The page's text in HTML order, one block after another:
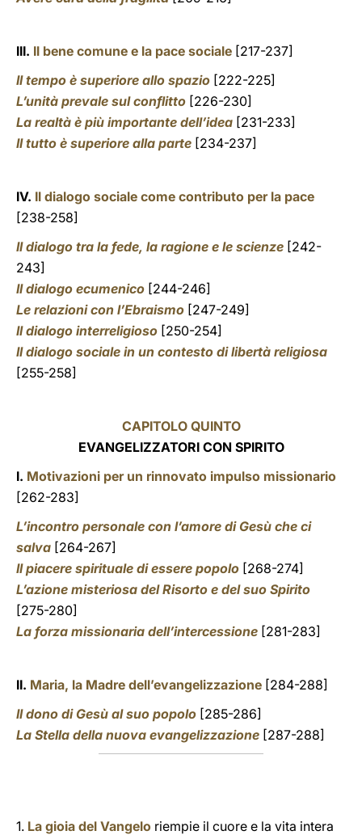
III. Il bene comune e la pace sociale [217-237]
Il tempo è superiore allo spazio [222-225]
L’unità prevale sul conflitto [226-230]
La realtà è più importante dell’idea [231-233]
Il tutto è superiore alla parte [234-237]
IV. Il dialogo sociale come contributo per la pace
[238-258]
Il dialogo tra la fede, la ragione e le scienze [242-
243]
Il dialogo ecumenico [244-246]
Le relazioni con l’Ebraismo [247-249]
Il dialogo interreligioso [250-254]
Il dialogo sociale in un contesto di libertà religiosa
[255-258]
CAPITOLO QUINTO
EVANGELIZZATORI CON SPIRITO
I. Motivazioni per un rinnovato impulso missionario
[262-283]
L’incontro personale con l’amore di Gesù che ci
salva [264-267]
Il piacere spirituale di essere popolo [268-274]
L’azione misteriosa del Risorto e del suo Spirito
[275-280]
La forza missionaria dell’intercessione [281-283]
II. Maria, la Madre dell’evangelizzazione [284-288]
Il dono di Gesù al suo popolo [285-286]
La Stella della nuova evangelizzazione [287-288]
1. La gioia del Vangelo riempie il cuore e la vita intera